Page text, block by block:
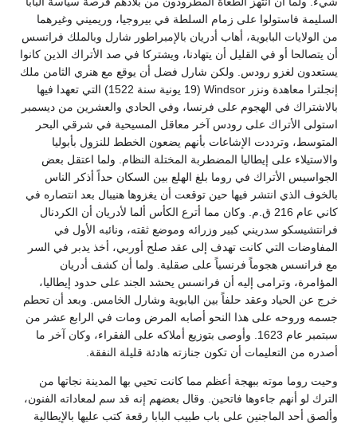
السليمة فاستولوا على زمام السلطة في بيروجيا، وريميني وغيرهما
من الولايات البابوية، أهاب أدريان بالإمبراطور شارل وبالملك فرانسس
أن يتصالحا أو في القليل أن يتهادنا، ويشتركا في صد الأتراك الذين كانوا
يستعدون لغزو رودس. ولكن شارل فضل أن يوقع مع هنري الثامن ملك
إنجلترا معاهدة ونزر Windsor (19 يونية سنة 1522) التي تعهدا فيها
بالاشتراك في الهجوم على فرنسا، وفي الحادي والعشرين من ديسمبر
استولى الأتراك على رودس آخر معاقل المسيحية في شرقي البحر
المتوسط، وترددت الإشاعات بأنهم يضعون الخطط للنزول بأبوليا
والاستيلاء على إيطاليا المضطربة المختلة النظام. ولما اعتقل بعض
الجواسيس الأتراك في روما بلغ الهلع بين السكان حداً أذكر الناس
بالخوف الذي انتشر فيها حين توقعت أن يغزوها هنيبال بعد انتصاره في
كاني عام 216 ق.م. وكان مما أترع الكأس ألما لأدريان أن الكردنال
فرانتشيسكو سدريني كبير وزرائه وموضع ثقته، ونائبه الأول في
المفاوضات التي كانت تهدف إلى عقد صلح أوربي، أخذ يدبر في السر
مع فرانسس هجوماً فرنسياً على صقلية. ولما أن كشف أدريان
المؤامرة، وترامى إليه أن فرانسس يحشد الجند على حدود إيطاليا،
خرج عن الحياد وعقد حلفاً بين البابوية وشارل الخامس. وبعد أن تحطم
جسمه وروحه على هذا النحو أصابه المرض ومات في الرابع عشر من
سبتمبر عام 1623. وأوصى بتوزيع أملاكه على الفقراء، وكان آخر ما
أصدره من التعليمات أن تكون جنازته هادئة قليلة النفقة.
وحيت روما موته ببهجة أعظم مما كانت تحيي بها المدينة نجاتها من
الترك لو أنهم جاءوها فاتحين. وقال بعضهم إنه قد سم لمعاداته الفنون،
وألصق أحد الماجنين على باب طبيب البابا رقعة كتب عليها بالإيطالية